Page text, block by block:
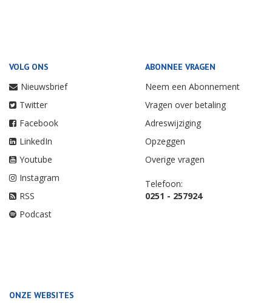
VOLG ONS
Nieuwsbrief
Twitter
Facebook
LinkedIn
Youtube
Instagram
RSS
Podcast
ABONNEE VRAGEN
Neem een Abonnement
Vragen over betaling
Adreswijziging
Opzeggen
Overige vragen
Telefoon:
0251 - 257924
ONZE WEBSITES